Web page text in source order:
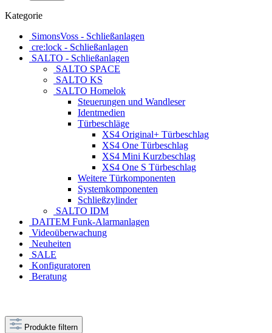
Kategorie
SimonsVoss - Schließanlagen
cre:lock - Schließanlagen
SALTO - Schließanlagen
SALTO SPACE
SALTO KS
SALTO Homelok
Steuerungen und Wandleser
Identmedien
Türbeschläge
XS4 Original+ Türbeschlag
XS4 One Türbeschlag
XS4 Mini Kurzbeschlag
XS4 One S Türbeschlag
Weitere Türkomponenten
Systemkomponenten
Schließzylinder
SALTO IDM
DAITEM Funk-Alarmanlagen
Videoüberwachung
Neuheiten
SALE
Konfiguratoren
Beratung
Produkte filtern